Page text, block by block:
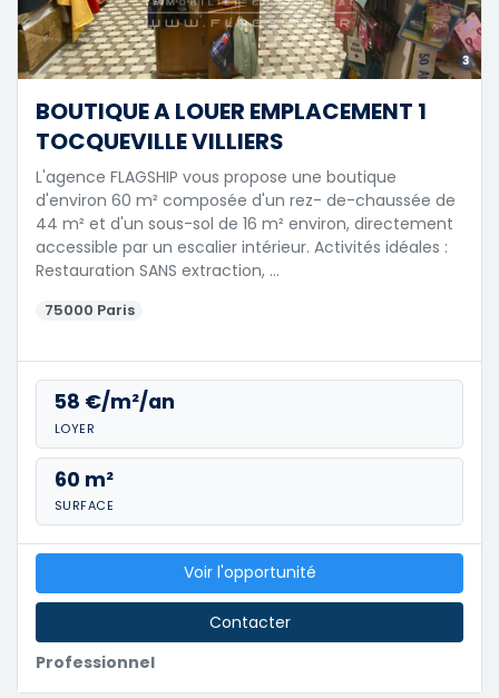
3
BOUTIQUE A LOUER EMPLACEMENT 1
TOCQUEVILLE VILLIERS
L'agence FLAGSHIP vous propose une boutique
d'environ 60 m² composée d'un rez- de-chaussée de
44 m² et d'un sous-sol de 16 m² environ, directement
accessible par un escalier intérieur. Activités idéales :
Restauration SANS extraction, …
75000 Paris
58 €/m²/an
LOYER
60 m²
SURFACE
Professionnel
Voir l'opportunité
Contacter